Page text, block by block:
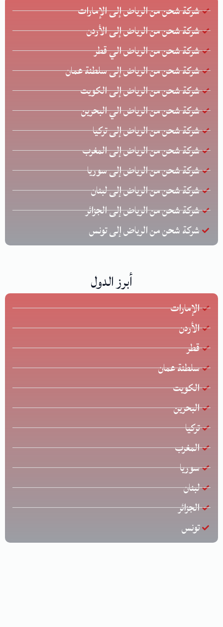
شركة شحن من الرياض إلى الإمارات
شركة شحن من الرياض إلى الأردن
شركة شحن من الرياض الي قطر
شركة شحن من الرياض إلى سلطنة عمان
شركة شحن من الرياض إلى الكويت
شركة شحن من الرياض الي البحرين
شركة شحن من الرياض إلى تركيا
شركة شحن من الرياض إلى المغرب
شركة شحن من الرياض إلى سوريا
شركة شحن من الرياض إلى لبنان
شركة شحن من الرياض إلى الجزائر
شركة شحن من الرياض إلى تونس
أبرز الدول
الإمارات
الأردن
قطر
سلطنة عمان
الكويت
البحرين
تركيا
المغرب
سوريا
لبنان
الجزائر
تونس